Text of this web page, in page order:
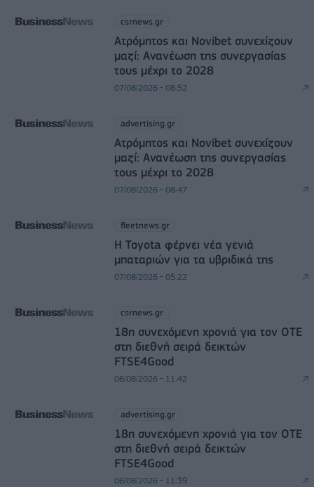
csrnews.gr
Ατρόμητος και Novibet συνεχίζουν
μαζί: Ανανέωση της συνεργασίας
τους μέχρι το 2028
07/08/2026 - 08:52
advertising.gr
Ατρόμητος και Novibet συνεχίζουν
μαζί: Ανανέωση της συνεργασίας
τους μέχρι το 2028
07/08/2026 - 08:47
fleetnews.gr
Η Toyota φέρνει νέα γενιά
μπαταριών για τα υβριδικά της
07/08/2026 - 05:22
csrnews.gr
18η συνεχόμενη χρονιά για τον ΟΤΕ
στη διεθνή σειρά δεικτών
FTSE4Good
06/08/2026 - 11:42
advertising.gr
18η συνεχόμενη χρονιά για τον ΟΤΕ
στη διεθνή σειρά δεικτών
FTSE4Good
06/08/2026 - 11:39